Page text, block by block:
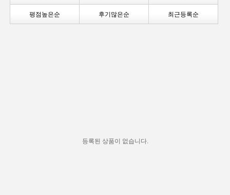
평점높은순 후기많은순 최근등록순
등록된 상품이 없습니다.